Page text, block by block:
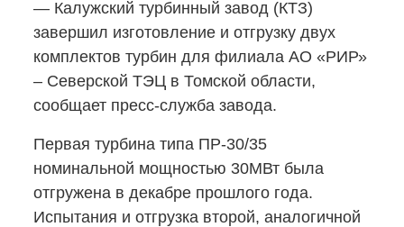
— Калужский турбинный завод (КТЗ)
завершил изготовление и отгрузку двух
комплектов турбин для филиала АО «РИР»
– Северской ТЭЦ в Томской области,
сообщает пресс-служба завода.
Первая турбина типа ПР-30/35
номинальной мощностью 30МВт была
отгружена в декабре прошлого года.
Испытания и отгрузка второй, аналогичной